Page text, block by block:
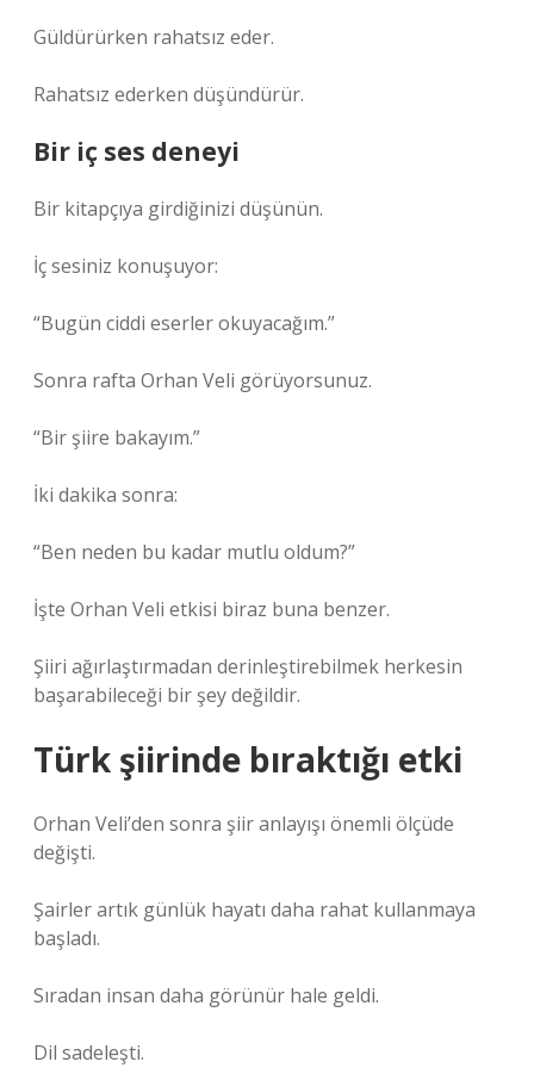
Güldürürken rahatsız eder.
Rahatsız ederken düşündürür.
Bir iç ses deneyi
Bir kitapçıya girdiğinizi düşünün.
İç sesiniz konuşuyor:
“Bugün ciddi eserler okuyacağım.”
Sonra rafta Orhan Veli görüyorsunuz.
“Bir şiire bakayım.”
İki dakika sonra:
“Ben neden bu kadar mutlu oldum?”
İşte Orhan Veli etkisi biraz buna benzer.
Şiiri ağırlaştırmadan derinleştirebilmek herkesin
başarabileceği bir şey değildir.
Türk şiirinde bıraktığı etki
Orhan Veli’den sonra şiir anlayışı önemli ölçüde
değişti.
Şairler artık günlük hayatı daha rahat kullanmaya
başladı.
Sıradan insan daha görünür hale geldi.
Dil sadeleşti.